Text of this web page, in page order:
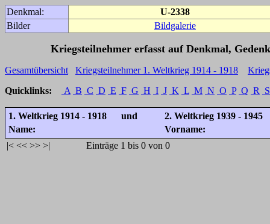
Denkmal:
U-2338
Bilder
Bildgalerie
Kriegsteilnehmer erfasst auf Denkmal,
Gesamtübersicht Kriegsteilnehmer 1. Weltkrieg 1914 - 1918
Quicklinks:
A B C D E F G H I J K L M N O P Q R S
1. Weltkrieg 1914 - 1918 und
2. Weltkrieg 1939 - 1945
Name:
Vorname:
|< << >> >| Einträge 1 bis 0 von 0